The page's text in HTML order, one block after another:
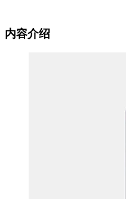
内容介绍